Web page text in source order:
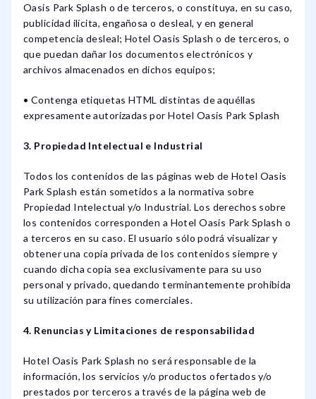
Oasis Park Splash o de terceros, o constituya, en su caso,
publicidad ilícita, engañosa o desleal, y en general
competencia desleal; Hotel Oasis Splash o de terceros, o
que puedan dañar los documentos electrónicos y
archivos almacenados en dichos equipos;
• Contenga etiquetas HTML distintas de aquéllas
expresamente autorizadas por Hotel Oasis Park Splash
3. Propiedad Intelectual e Industrial
Todos los contenidos de las páginas web de Hotel Oasis
Park Splash están sometidos a la normativa sobre
Propiedad Intelectual y/o Industrial. Los derechos sobre
los contenidos corresponden a Hotel Oasis Park Splash o
a terceros en su caso. El usuario sólo podrá visualizar y
obtener una copia privada de los contenidos siempre y
cuando dicha copia sea exclusivamente para su uso
personal y privado, quedando terminantemente prohibida
su utilización para fines comerciales.
4. Renuncias y Limitaciones de responsabilidad
Hotel Oasis Park Splash no será responsable de la
información, los servicios y/o productos ofertados y/o
prestados por terceros a través de la página web de